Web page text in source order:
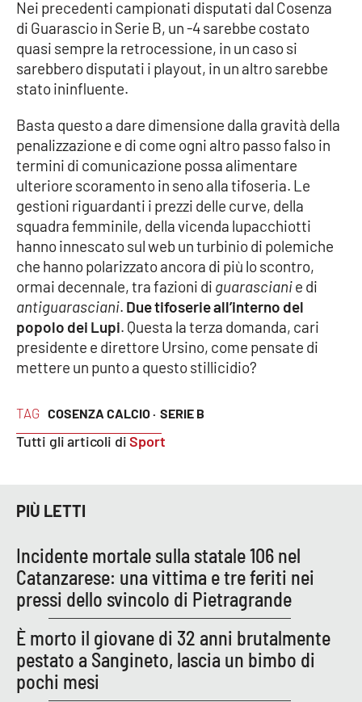
Buona Sanità Calabria
LA
Destinazioni
Eventi
Food
Storie
LAC
NETWORK
Lacplay.it
Laconair.it
Ilreggino.it
Cosenzachannel.it
Ilvibonese.it
Catanzarochannel.it
TAG COSENZA CALCIO · SERIE B
Tutti gli articoli diSport
Nei precedenti campionati disputati dal Cosenza
di Guarascio in Serie B, un -4 sarebbe costato
quasi sempre la retrocessione, in un caso si
sarebbero disputati i playout, in un altro sarebbe
stato ininfluente.
Basta questo a dare dimensione dalla gravità della
penalizzazione e di come ogni altro passo falso in
termini di comunicazione possa alimentare
ulteriore scoramento in seno alla tifoseria. Le
gestioni riguardanti i prezzi delle curve, della
squadra femminile, dellavicenda lupacchiotti
hannoinnescato sul web un turbinio di polemiche
che hanno polarizzatoancora di più loscontro,
ormai decennale,trafazioni di guarascianie di
antiguarasciani. Due tifoserie all’interno del
popolo dei Lupi. Questa la terza domanda, cari
presidente e direttore Ursino, come pensate di
mettere un puntoa questo stillicidio?
PIÙ LETTI
Incidente mortale sulla statale 106 nel
Catanzarese: una vittima e tre feriti nei
pressi dello svincolo di Pietragrande
È morto il giovane di 32 anni brutalmente
pestato a Sangineto, lascia un bimbo di
pochi mesi